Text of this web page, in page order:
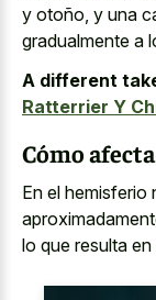
y otoño, y una
gradualmente a
A different
Ratterrier Y
Cómo
En el hemisferio
lo que resulta